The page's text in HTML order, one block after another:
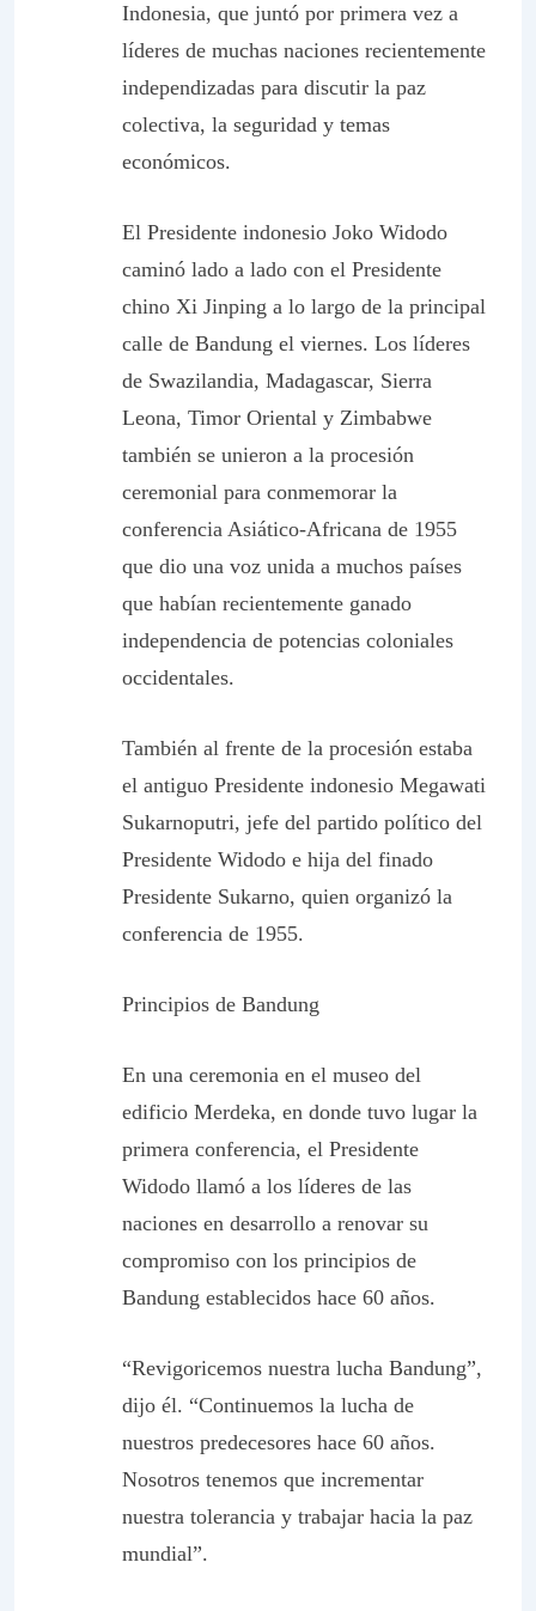
Indonesia, que juntó por primera vez a
líderes de muchas naciones recientemente
independizadas para discutir la paz
colectiva, la seguridad y temas
económicos.
El Presidente indonesio Joko Widodo
caminó lado a lado con el Presidente
chino Xi Jinping a lo largo de la principal
calle de Bandung el viernes. Los líderes
de Swazilandia, Madagascar, Sierra
Leona, Timor Oriental y Zimbabwe
también se unieron a la procesión
ceremonial para conmemorar la
conferencia Asiático-Africana de 1955
que dio una voz unida a muchos países
que habían recientemente ganado
independencia de potencias coloniales
occidentales.
También al frente de la procesión estaba
el antiguo Presidente indonesio Megawati
Sukarnoputri, jefe del partido político del
Presidente Widodo e hija del finado
Presidente Sukarno, quien organizó la
conferencia de 1955.
Principios de Bandung
En una ceremonia en el museo del
edificio Merdeka, en donde tuvo lugar la
primera conferencia, el Presidente
Widodo llamó a los líderes de las
naciones en desarrollo a renovar su
compromiso con los principios de
Bandung establecidos hace 60 años.
“Revigoricemos nuestra lucha Bandung”,
dijo él. “Continuemos la lucha de
nuestros predecesores hace 60 años.
Nosotros tenemos que incrementar
nuestra tolerancia y trabajar hacia la paz
mundial”.